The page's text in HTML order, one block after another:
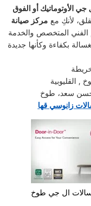
الأوتوماتيك أو الفوق
لأنكِ مع مركز صيانة
الفني المتخصص والخدمة
بكفاءة وكأنها جديدة
, القليوبية
حسن سعد، طوخ
زانوسي قها
ال جي طوخ